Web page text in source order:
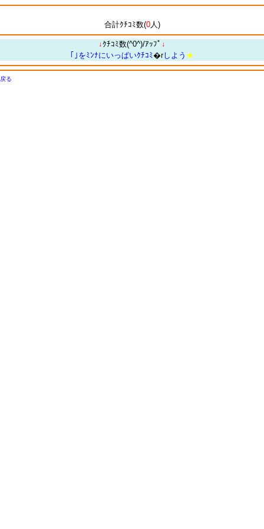
合計ｸﾁｺﾐ数(0人)
↓ ｸﾁｺﾐ数(^0^)/ｱｯﾌﾟ ↓
｢｣をﾐﾝﾅにいっぱいｸﾁｺﾐ�rしよう ★
戻る